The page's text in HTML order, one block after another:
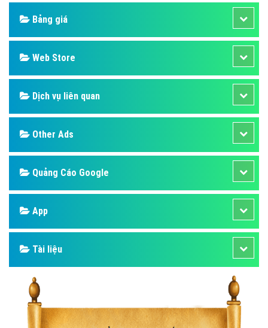
Bảng giá
Web Store
Dịch vụ liên quan
Other Ads
Quảng Cáo Google
App
Tài liệu